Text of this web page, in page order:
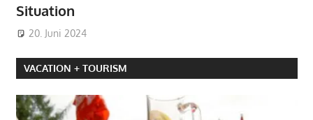
Situation
20. Juni 2024
VACATION + TOURISM